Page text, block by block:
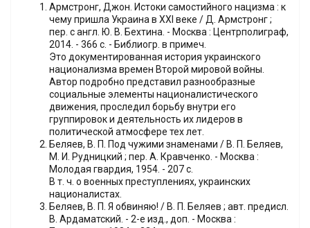
Армстронг, Джон. Истоки самостийного нацизма : к
чему пришла Украина в XXI веке / Д. Армстронг ;
пер. с англ. Ю. В. Бехтина. - Москва : Центрполиграф,
2014. - 366 с. - Библиогр. в примеч.
Это документированная история украинского
национализма времен Второй мировой войны.
Автор подробно представил разнообразные
социальные элементы националистического
движения, проследил борьбу внутри его
группировок и деятельность их лидеров в
политической атмосфере тех лет.
Беляев, В. П. Под чужими знаменами / В. П. Беляев,
М. И. Рудницкий ; пер. А. Кравченко. - Москва :
Молодая гвардия, 1954. - 207 с.
В т. ч. о военных преступлениях, украинских
националистах.
Беляев, В. П. Я обвиняю! / В. П. Беляев ; авт. предисл.
В. Ардаматский. - 2-е изд., доп. - Москва :